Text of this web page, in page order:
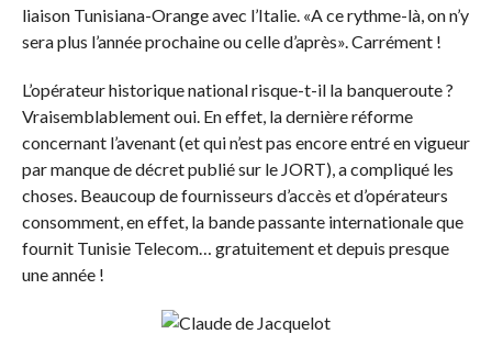
liaison Tunisiana-Orange avec l’Italie. «A ce rythme-là, on n’y
sera plus l’année prochaine ou celle d’après». Carrément !
L’opérateur historique national risque-t-il la banqueroute ?
Vraisemblablement oui. En effet, la dernière réforme
concernant l’avenant (et qui n’est pas encore entré en vigueur
par manque de décret publié sur le JORT), a compliqué les
choses. Beaucoup de fournisseurs d’accès et d’opérateurs
consomment, en effet, la bande passante internationale que
fournit Tunisie Telecom… gratuitement et depuis presque
une année !